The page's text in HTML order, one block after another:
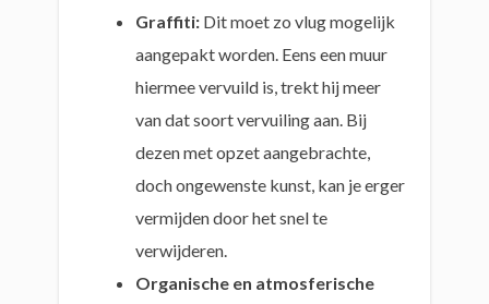
Graffiti: Dit moet zo vlug mogelijk
aangepakt worden. Eens een muur
hiermee vervuild is, trekt hij meer
van dat soort vervuiling aan. Bij
dezen met opzet aangebrachte,
doch ongewenste kunst, kan je erger
vermijden door het snel te
verwijderen.
Organische en atmosferische